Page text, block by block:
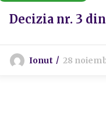
Decizia nr. 3 din
Ionut 28